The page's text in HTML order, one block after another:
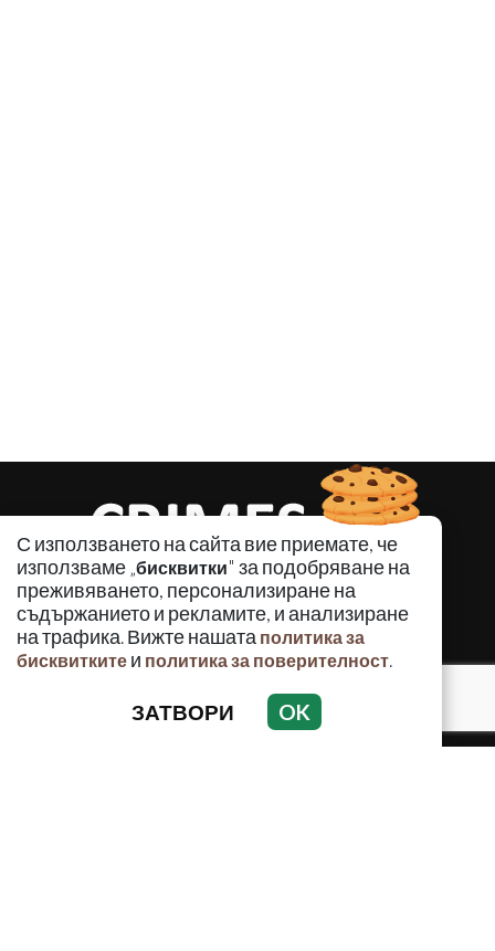
С използването на сайта вие приемате, че
използваме „бисквитки" за подобряване на
преживяването, персонализиране на
съдържанието и рекламите, и анализиране
на трафика. Вижте нашата политика за
бисквитките и политика за поверителност.
ЗАТВОРИ OK
КРИМИНАЛНО
ИНЦИДЕНТИ